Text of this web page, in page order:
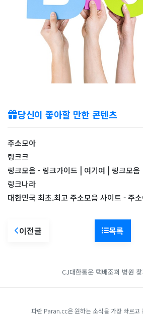
당신이 좋아할 만한 콘텐츠
주소모아
링크크
링크모음 - 링크가이드 | 여기여 | 링크모음
링크나라
대한민국 최초.최고 주소모음 사이트 - 주
이전글 목록
CJ대한통운 택배조회 병원
파란 Paran.cc은 원하는 소식을 가장 빠르고